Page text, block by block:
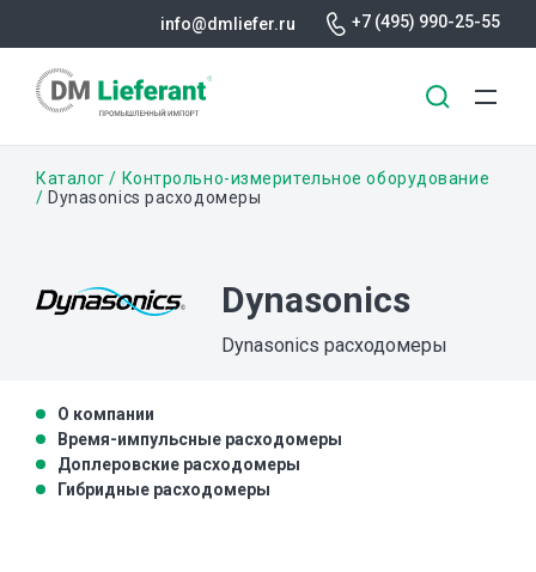
info@dmliefer.ru +7 (495) 990-25-55
Строка
Каталог
Контрольно-измерительное оборудование
Dynasonics расходомеры
Dynasonics
Dynasonics расходомеры
О компании
Время-импульсные расходомеры
Доплеровские расходомеры
Гибридные расходомеры